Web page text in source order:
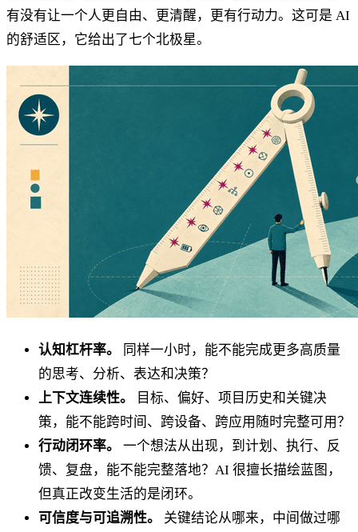
有没有让一个人更自由、更清醒，更有行动力。这可是 AI
的舒适区，它给出了七个北极星。
认知杠杆率。
同样一小时，能不能完成更多高质量
的思考、分析、表达和决策？
上下文连续性。
目标、偏好、项目历史和关键决
策，能不能跨时间、跨设备、跨应用随时完整可用？
行动闭环率。
一个想法从出现，到计划、执行、反
馈、复盘，能不能完整落地？AI 很擅长描绘蓝图，
但真正改变生活的是闭环。
可信度与可追溯性。
关键结论从哪来，中间做过哪